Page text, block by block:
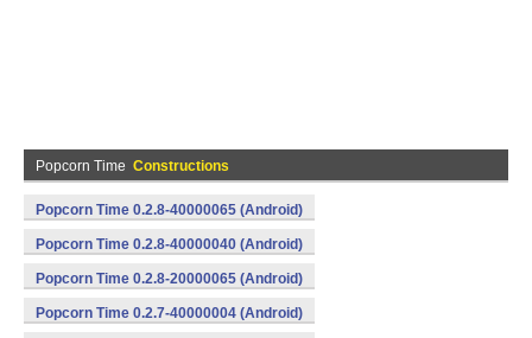
Popcorn Time Constructions
Popcorn Time 0.2.8-40000065 (Android)
Popcorn Time 0.2.8-40000040 (Android)
Popcorn Time 0.2.8-20000065 (Android)
Popcorn Time 0.2.7-40000004 (Android)